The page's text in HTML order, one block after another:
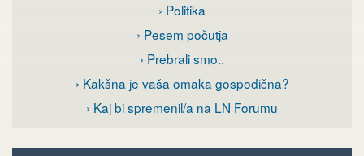
› Politika
› Pesem počutja
› Prebrali smo..
› Kakšna je vaša omaka gospodična?
› Kaj bi spremenil/a na LN Forumu